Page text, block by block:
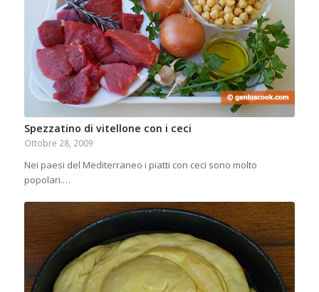
Spezzatino di vitellone con i ceci
Ottobre 28, 2009
Nei paesi del Mediterraneo i piatti con ceci sono molto
popolari.…